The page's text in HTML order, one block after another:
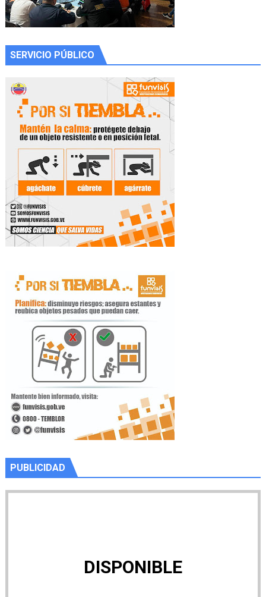
SERVICIO PÚBLICO
PUBLICIDAD
DISPONIBLE